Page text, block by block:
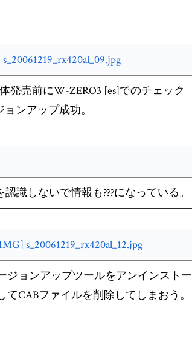
発売前にW-ZERO3 [es]でのチェック
ンアップ成功。
識しないで情報も???になっている。
ジョンアップツールをアンインストー
てCABファイルを削除してしまおう。